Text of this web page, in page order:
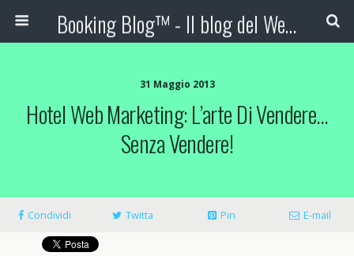
Booking Blog™ - Il blog del Web Marketing Turistico
31 Maggio 2013
Hotel Web Marketing: L’arte Di Vendere…
Senza Vendere!
Condividi Twitta Pin E-mail